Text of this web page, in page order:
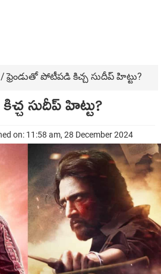
/ ఫ్రెండుతో పోటీపడి కిచ్చ సుదీప్ హిట్టు?
సుదీప్ హిట్టు?
on: 11:58 am, 28 December 2024